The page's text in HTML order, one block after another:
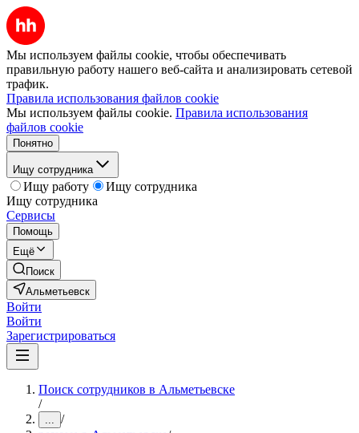
Мы используем файлы cookie, чтобы обеспечивать
правильную работу нашего веб-сайта и анализировать сетевой
трафик.
Правила использования файлов cookie
Мы используем файлы cookie. Правила использования
файлов cookie
Понятно
Ищу сотрудника
Ищу работу
Ищу сотрудника
Ищу сотрудника
Сервисы
Помощь
Ещё
Поиск
Альметьевск
Войти
Войти
Зарегистрироваться
Поиск сотрудников в Альметьевске
/
... /